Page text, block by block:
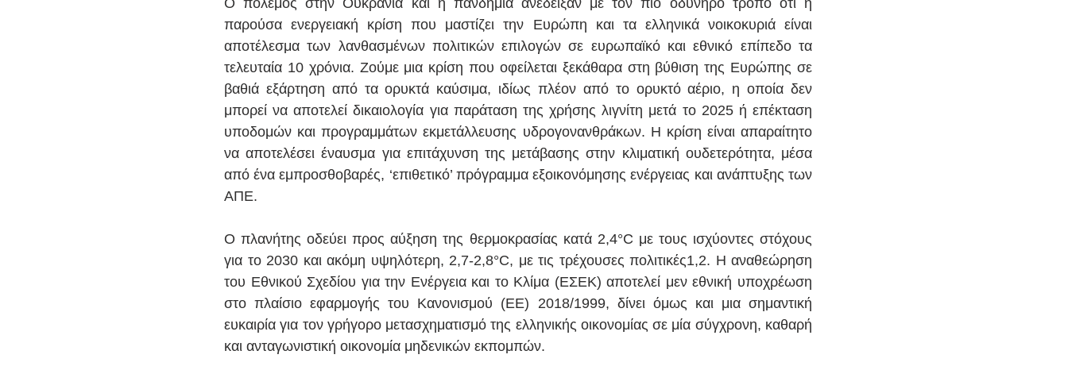
Ο πόλεμος στην Ουκρανία και η πανδημία ανέδειξαν με τον πιο οδυνηρό τρόπο ότι η
παρούσα ενεργειακή κρίση που μαστίζει την Ευρώπη και τα ελληνικά νοικοκυριά είναι
αποτέλεσμα των λανθασμένων πολιτικών επιλογών σε ευρωπαϊκό και εθνικό επίπεδο τα
τελευταία 10 χρόνια. Ζούμε μια κρίση που οφείλεται ξεκάθαρα στη βύθιση της Ευρώπης σε
βαθιά εξάρτηση από τα ορυκτά καύσιμα, ιδίως πλέον από το ορυκτό αέριο, η οποία δεν
μπορεί να αποτελεί δικαιολογία για παράταση της χρήσης λιγνίτη μετά το 2025 ή επέκταση
υποδομών και προγραμμάτων εκμετάλλευσης υδρογονανθράκων. Η κρίση είναι απαραίτητο
να αποτελέσει έναυσμα για επιτάχυνση της μετάβασης στην κλιματική ουδετερότητα, μέσα
από ένα εμπροσθοβαρές, ‘επιθετικό’ πρόγραμμα εξοικονόμησης ενέργειας και ανάπτυξης των
ΑΠΕ.
Ο πλανήτης οδεύει προς αύξηση της θερμοκρασίας κατά 2,4°C με τους ισχύοντες στόχους
για το 2030 και ακόμη υψηλότερη, 2,7-2,8°C, με τις τρέχουσες πολιτικές1,2. Η αναθεώρηση
του Εθνικού Σχεδίου για την Ενέργεια και το Κλίμα (ΕΣΕΚ) αποτελεί μεν εθνική υποχρέωση
στο πλαίσιο εφαρμογής του Κανονισμού (ΕΕ) 2018/1999, δίνει όμως και μια σημαντική
ευκαιρία για τον γρήγορο μετασχηματισμό της ελληνικής οικονομίας σε μία σύγχρονη, καθαρή
και ανταγωνιστική οικονομία μηδενικών εκπομπών.